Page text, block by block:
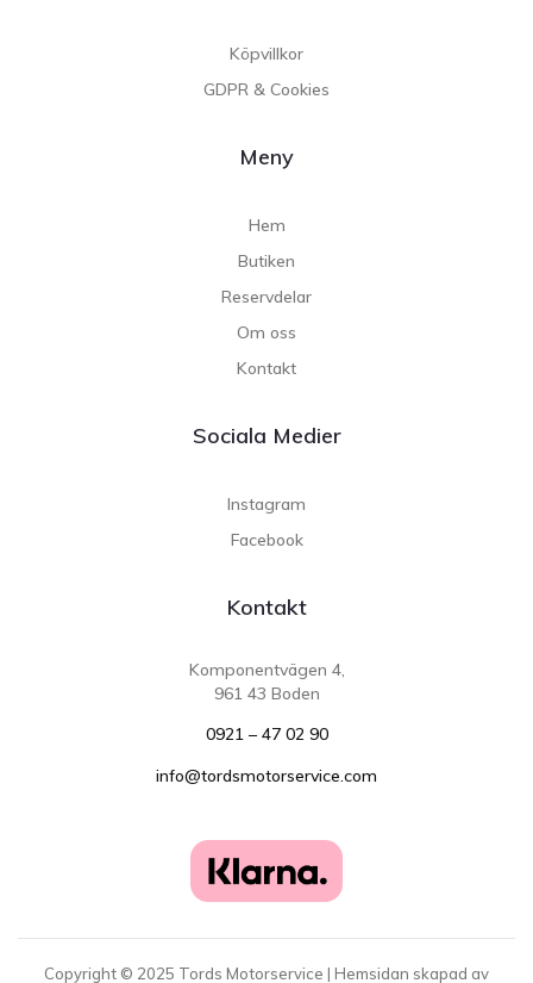
Köpvillkor
GDPR & Cookies
Meny
Hem
Butiken
Reservdelar
Om oss
Kontakt
Sociala Medier
Instagram
Facebook
Kontakt
Komponentvägen 4,
961 43 Boden
0921 – 47 02 90
info@tordsmotorservice.com
Copyright © 2025 Tords Motorservice | Hemsidan skapad av